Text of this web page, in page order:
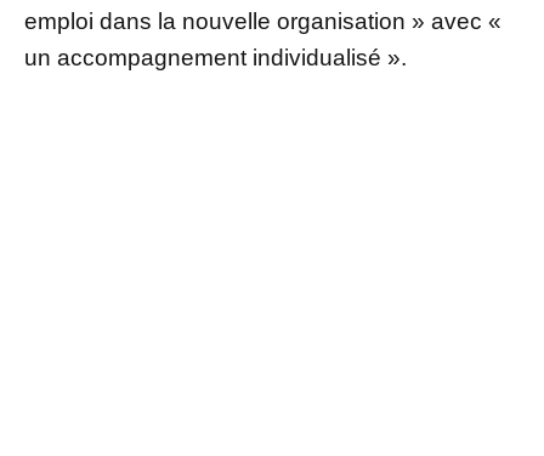
emploi dans la nouvelle organisation » avec «
un accompagnement individualisé ».